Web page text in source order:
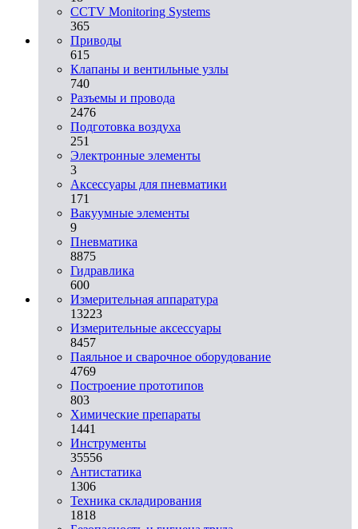
CCTV Monitoring Systems
365
Приводы
615
Клапаны и вентильные узлы
740
Разъемы и провода
2476
Подготовка воздуха
251
Электронные элементы
3
Аксессуары для пневматики
171
Вакуумные элементы
9
Пневматика
8875
Гидравлика
600
Измерительная аппаратура
13223
Измерительные аксессуары
8457
Паяльное и сварочное оборудование
4769
Построение прототипов
803
Химические препараты
1441
Инструменты
35556
Aнтистатика
1306
Техника складирования
1818